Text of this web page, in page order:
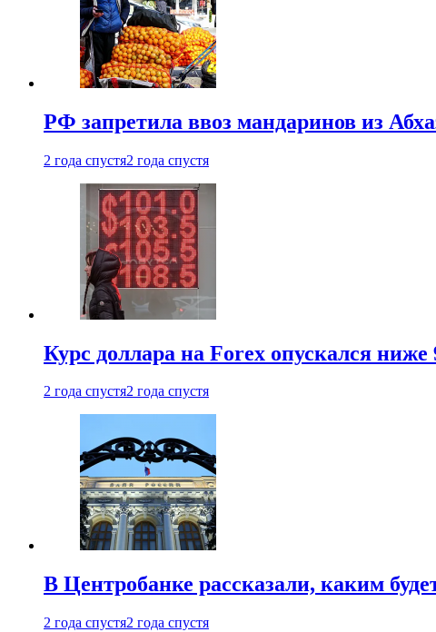
РФ запретила ввоз мандаринов из
2 года спустя2 года спустя
Курс доллара на Forex опускался ниже
2 года спустя2 года спустя
В Центробанке рассказали, каким
2 года спустя2 года спустя